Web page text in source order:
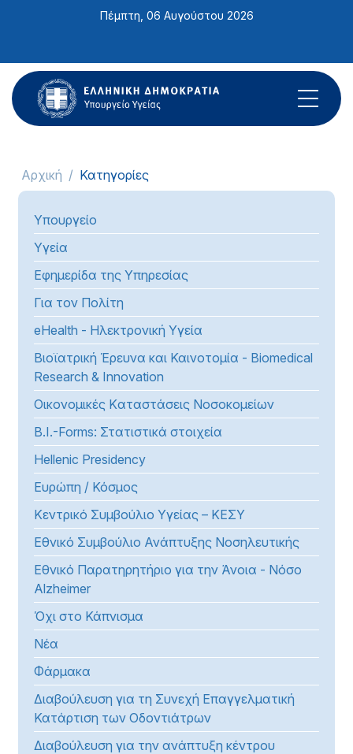
ιστότοπος
περιλαμβάνει
ένα
σύστημα
Πέμπτη, 06 Αυγούστου 2026
Αρχική Κατηγορίες
Υπουργείο
Υγεία
Εφημερίδα της Υπηρεσίας
Για τον Πολίτη
eHealth - Ηλεκτρονική Υγεία
Βιοϊατρική Έρευνα και Καινοτομία - Biomedical
Research & Innovation
Οικονομικές Kαταστάσεις Νοσοκομείων
B.I.-Forms: Στατιστικά στοιχεία
Hellenic Presidency
Ευρώπη / Κόσμος
Κεντρικό Συμβούλιο Υγείας – ΚΕΣΥ
Εθνικό Συμβούλιο Ανάπτυξης Νοσηλευτικής
Εθνικό Παρατηρητήριο για την Άνοια - Νόσο
Alzheimer
Όχι στο Κάπνισμα
Νέα
Φάρμακα
Διαβούλευση για τη Συνεχή Επαγγελματική
Κατάρτιση των Οδοντιάτρων
Διαβούλευση για την ανάπτυξη κέντρου